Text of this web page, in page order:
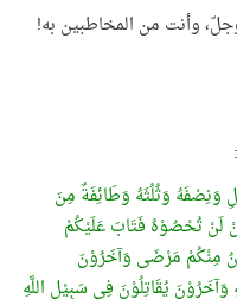
وأنت من المخاطبين به!
وَنِصْفَهُ وَثُلُثَهُ وَطَائِفَةٌ مِنَ
أَنْ لَنْ تُحْصُوْهُ فَتَابَ عَلَيْكُمْ
مِنْكُمْ مَرْضَى وَآخَرُوْنَ
يُقَاتِلُوْنَ فِي سَبِيْلِ اللَّهِ